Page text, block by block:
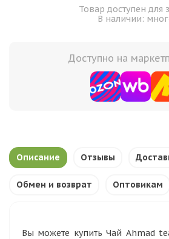
Товар доступен для
В наличии:
Доступно на
Описание Отзывы
Обмен и возврат Оптовикам
Вы можете купить Чай Ahmad